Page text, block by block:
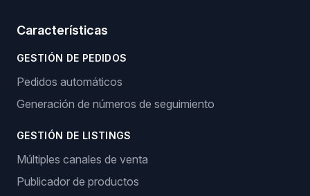
Características
GESTIÓN DE PEDIDOS
Pedidos automáticos
Generación de números de seguimiento
GESTIÓN DE LISTINGS
Múltiples canales de venta
Publicador de productos